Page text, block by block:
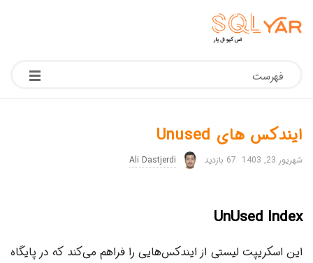
فهرست
ایندکس های Unused
شهریور 23, 1403 67 بازدید Ali Dastjerdi
UnUsed Index
این اسکریپت لیستی از ایندکس‌هایی را فراهم می‌کند که در پایگاه